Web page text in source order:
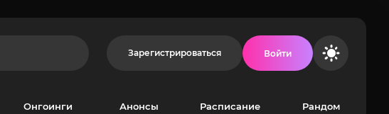
Зарегистрироваться Войти
Онгоинги Анонсы Расписание Рандом